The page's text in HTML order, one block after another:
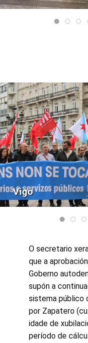
Vigo
O secretario
que a
Goberno
supón a
sistema público
por Zapatero
idade de
período de